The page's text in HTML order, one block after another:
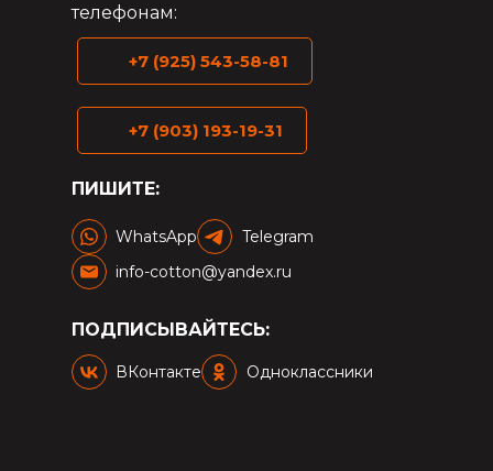
телефонам:
+7 (925) 543-58-81
+7 (903) 193-19-31
ПИШИТЕ:
WhatsApp
Telegram
info-cotton@yandex.ru
ПОДПИСЫВАЙТЕСЬ:
ВКонтакте Одноклассники